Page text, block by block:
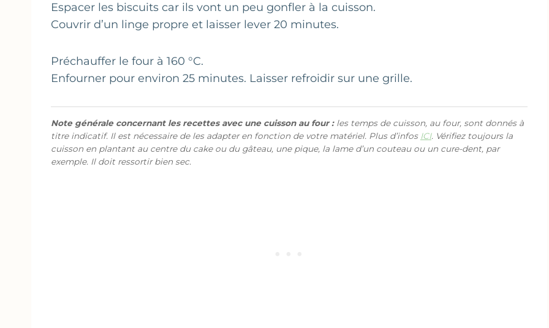
Espacer les biscuits car ils vont un peu gonfler à la cuisson.
Couvrir d’un linge propre et laisser lever 20 minutes.
Préchauffer le four à 160 °C.
Enfourner pour environ 25 minutes. Laisser refroidir sur une grille.
Note générale concernant les recettes avec une cuisson au four :les temps de cuisson, au four, sont donnés à
titre indicatif. Il est nécessaire de les adapter en fonction de votre matériel. Plus d’infos ICI. Vérifiez toujours la
cuisson en plantant au centre du cake ou du gâteau, une pique, la lame d’un couteau ou un cure-dent, par
exemple. Il doit ressortir bien sec.